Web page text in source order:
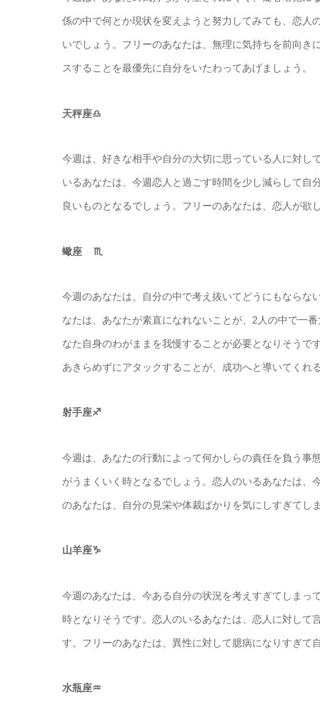
係の中で何とか現状を変えようと努力してみても、恋人
いでしょう。フリーのあなたは、無理に気持ちを前向
スすることを最優先に自分をいたわってあげましょう。
天秤座♎️
今週は、好きな相手や自分の大切に思っている人に対し
いるあなたは、今週恋人と過ごす時間を少し減らして
良いものとなるでしょう。フリーのあなたは、恋人が
蠍座 ♏️
今週のあなたは、自分の中で考え抜いてどうにもならな
なたは、あなたが素直になれないことが、2人の中で一
なた自身のわがままを我慢することが必要となりそう
あきらめずにアタックすることが、成功へと導いてくれ
射手座♐️
今週は、あなたの行動によって何かしらの責任を負う事
がうまくいく時となるでしょう。恋人のいるあなたは
のあなたは、自分の見栄や体裁ばかりを気にしすぎてし
山羊座♑️
今週のあなたは、今ある自分の状況を考えすぎてしまっ
時となりそうです。恋人のいるあなたは、恋人に対して
す。フリーのあなたは、異性に対して臆病になりすぎて
水瓶座♒️